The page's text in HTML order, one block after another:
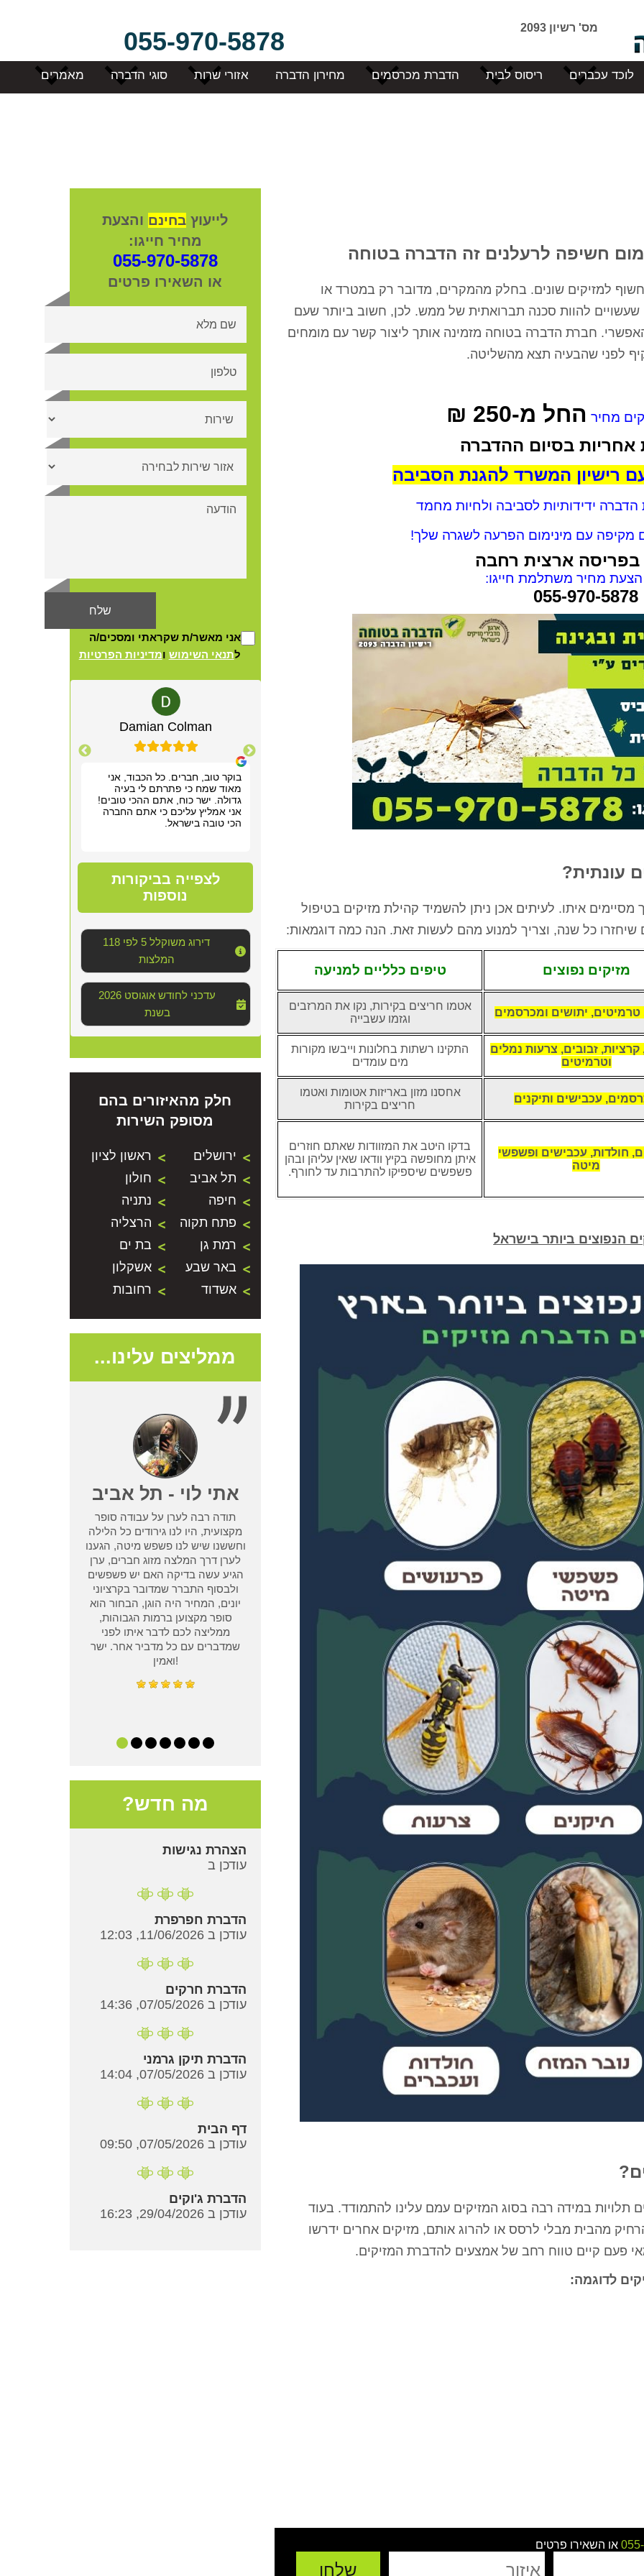
מס' רשיון 2093 055-970-5878
לוכד עכברים ריסוס לבית הדברת מכרסמים מחירון הדברה אזורי שרות סוגי הדברה מאמרים
חשיפה לרעלנים זה הדברה בטוחה
למזיקים שונים. בחלק מהמקרים, מדובר רק במטרד או
להוות סכנה תברואתית של ממש. לכן, חשוב ביותר שעם
האפשרי. חברת הדברה בטוחה מזמינה אותך ליצור קשר עם מומחים
לפני שהבעיה תצא מהשליטה.
מחיר החל מ-250 ₪
אחריות בסיום ההדברה
רישיון המשרד להגנת הסביבה
הדברה ידידותיות לסביבה ולחיות מחמד
מקיפה עם מינימום הפרעה לשגרה שלך!
בפריסה ארצית רחבה
מחיר משתלמת חייגו:
055-970-5878
עונתית?
איתו. לעיתים אכן ניתן להשמיד קהילת מזיקים בטיפול
כל שנה, וצריך למנוע מהם לעשות זאת. הנה כמה דוגמאות:
מזיקים נפוצים טיפים כלליים למניעה
טרמיטים, יתושים ומכרסמים
אטמו חריצים בקירות, נקו את המרזבים
וגזמו עשבייה
קרציות, זבובים, צרעות נמלים
וטרמיטים
התקינו רשתות בחלונות וייבשו מקורות
מים עומדים
עכבישים ותיקנים
אחסנו מזון באריזות אטומות ואטמו
חריצים בקירות
חולדות, עכבישים ופשפשי
מיטה
בדקו היטב את המזוודות שאתם חוזרים
איתן מחופשה בקיץ וודאו שאין עליהן ובהן
פשפשים שיספיקו להתרבות עד לחורף.
הנפוצים ביותר בישראל
תלויות במידה רבה בסוג המזיקים עמם עלינו להתמודד. בעוד
מהבית מבלי לרסס או להרוג אותם, מזיקים אחרים ידרשו
פעם קיים טווח רחב של אמצעים להדברת המזיקים.
לדוגמה:
או השאירו פרטים
לייעוץ בחינם והצעת
מחיר חייגו:
055-970-5878
או השאירו פרטים
אני מאשר/ת שקראתי ומסכים/ה
לתנאי השימוש ומדיניות הפרטיות
Liat Shavit Grievink
שירות וזמינות מצוינים. הגיע
במוצאי שבת ניגש מיד לעבודה
והצליח לתפוס את החולדה. הסביר
גם לגבי הדברה מונעת.
תודה על כל העזרה. התרשמנו מאוד
ביצע את העבודה מהר ונתן לנו
הסברים ברורים. כל הכבוד!
Damian Colman
בוקר טוב, חברים. כל הכבוד, אני
מאוד שמח כי פתרתם לי בעיה
גדולה. ישר כוח, אתם ההכי טובים!
אני אמליץ עליכם כי אתם החברה
הכי טובה בישראל.
לצפייה בביקורות
נוספות
דירוג משוקלל 5 לפי 118
המלצות
2026 עדכני לחודש אוגוסט
בשנת
חלק מהאיזורים בהם
מסופק השירות
ירושלים
ראשון לציון
תל אביב
חולון
חיפה
נתניה
פתח תקוה
הרצליה
רמת גן
בת ים
באר שבע
אשקלון
אשדוד
רחובות
ממליצים עלינו...
אתי לוי - תל אביב
תודה רבה לערן על עבודה סופר
מקצועית, היו לנו גירודים כל הלילה
וחששנו שיש לנו פשפש מיטה, הגענו
לערן דרך המלצה מזוג חברים, ערן
הגיע עשה בדיקה האם יש פשפשים
ולבסוף התברר שמדובר בקרציוני
יונים, המחיר היה הוגן, הבחור הוא
סופר מקצוען ברמות הגבוהות,
ממליצה לכם לדבר איתו לפני
שמדברים עם כל מדביר אחר. ישר
ואמין!
מיטל ג'אן - נתניה
עזר לנו ממש אחרי שמדביר אחר לא
בבית, הגענו לערן מחיפוש קצר
באינטרנט, נתן לנו אחריות שלא
קיבלנו בשום מקום אחר וגרם לנו
רועי כהן - הרצליה
כל שנה מגיע בחיוך, עושה אחלה
עבודה ואין ג'וקים ונמלים כל השנה,
בן אדם שירותי, אמין והכי חשוב
בית פרטי עם
בשעה שרצינו,
ואין נמלים
עבודה מעולה
מה חדש?
הצהרת נגישות
עודכן ב
הדברת חפרפרת
עודכן ב 11/06/2026, 12:03
הדברת חרקים
עודכן ב 07/05/2026, 14:36
הדברת תיקן גרמני
עודכן ב 07/05/2026, 14:04
דף הבית
עודכן ב 07/05/2026, 09:50
הדברת ג'וקים
עודכן ב 29/04/2026, 16:23